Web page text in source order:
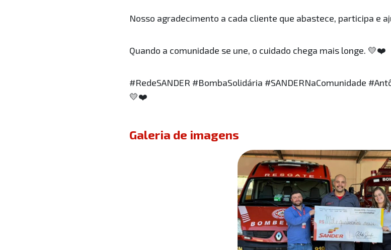
Nosso agradecimento a cada cliente que abastece, participa e
Quando a comunidade se une, o cuidado chega mais longe. 💛❤️
#RedeSANDER #BombaSolidária #SANDERNaComunidade
💛❤️
Galeria de imagens